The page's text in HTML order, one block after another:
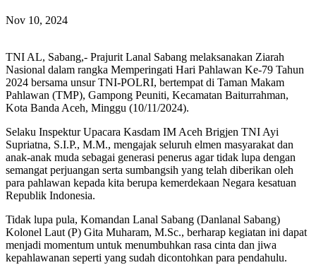
Nov 10, 2024
TNI AL, Sabang,- Prajurit Lanal Sabang melaksanakan Ziarah
Nasional dalam rangka Memperingati Hari Pahlawan Ke-79 Tahun
2024 bersama unsur TNI-POLRI, bertempat di Taman Makam
Pahlawan (TMP), Gampong Peuniti, Kecamatan Baiturrahman,
Kota Banda Aceh, Minggu (10/11/2024).
Selaku Inspektur Upacara Kasdam IM Aceh Brigjen TNI Ayi
Supriatna, S.I.P., M.M., mengajak seluruh elmen masyarakat dan
anak-anak muda sebagai generasi penerus agar tidak lupa dengan
semangat perjuangan serta sumbangsih yang telah diberikan oleh
para pahlawan kepada kita berupa kemerdekaan Negara kesatuan
Republik Indonesia.
Tidak lupa pula, Komandan Lanal Sabang (Danlanal Sabang)
Kolonel Laut (P) Gita Muharam, M.Sc., berharap kegiatan ini dapat
menjadi momentum untuk menumbuhkan rasa cinta dan jiwa
kepahlawanan seperti yang sudah dicontohkan para pendahulu.